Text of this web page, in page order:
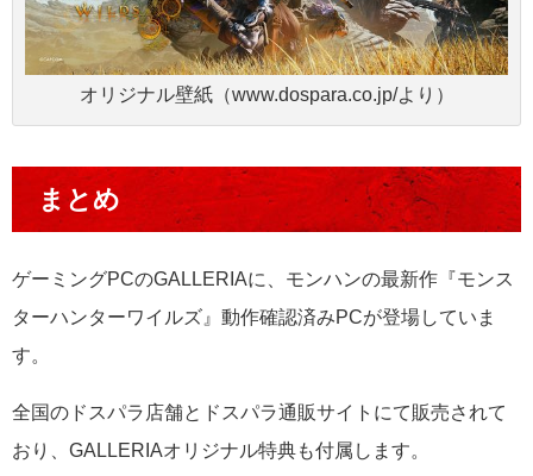
オリジナル壁紙（www.dospara.co.jp/より）
まとめ
ゲーミングPCのGALLERIAに、モンハンの最新作『モンス
ターハンターワイルズ』動作確認済みPCが登場していま
す。
全国のドスパラ店舗とドスパラ通販サイトにて販売されて
おり、GALLERIAオリジナル特典も付属します。